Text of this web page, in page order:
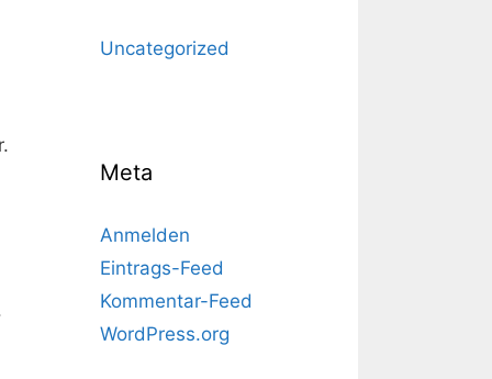
Uncategorized
Meta
Anmelden
Eintrags-Feed
Kommentar-Feed
WordPress.org